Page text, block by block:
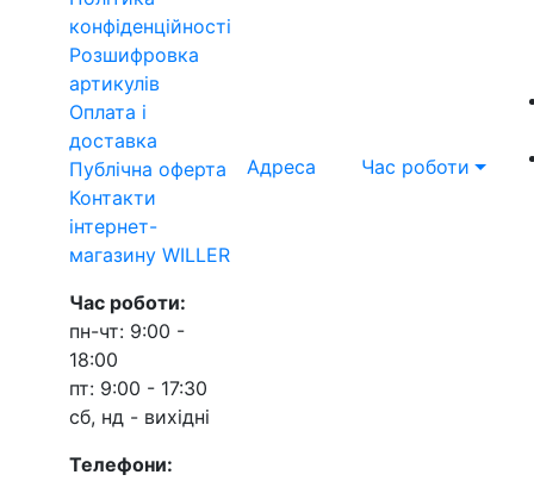
конфіденційності
Розшифровка
артикулів
Оплата і
доставка
Публічна оферта
Контакти
інтернет-
магазину WILLER
Час роботи:
пн-чт: 9:00 -
18:00
пт: 9:00 - 17:30
сб, нд - вихідні
Телефони:
Адреса Час роботи